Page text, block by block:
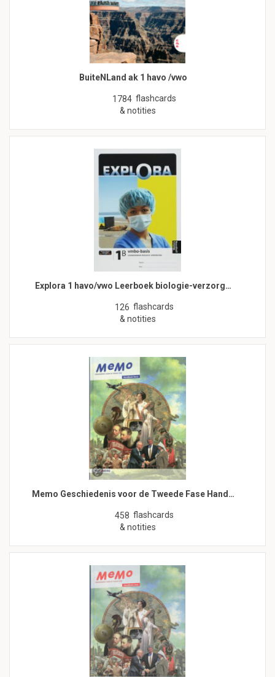
BuiteNLand ak 1 havo /vwo
1784 flashcards
& notities
Explora 1 havo/vwo Leerboek biologie-verzorg…
126 flashcards
& notities
Memo Geschiedenis voor de Tweede Fase Hand…
458 flashcards
& notities